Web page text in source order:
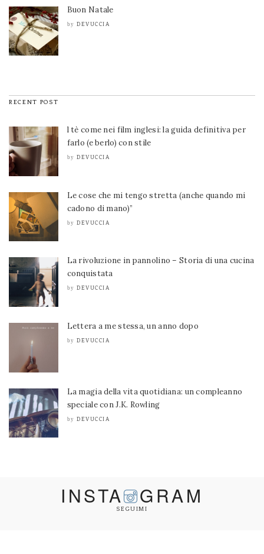
Buon Natale
by DEVUCCIA
RECENT POST
l tè come nei film inglesi: la guida definitiva per
farlo (e berlo) con stile
by DEVUCCIA
Le cose che mi tengo stretta (anche quando mi
cadono di mano)”
by DEVUCCIA
La rivoluzione in pannolino – Storia di una cucina
conquistata
by DEVUCCIA
Lettera a me stessa, un anno dopo
by DEVUCCIA
La magia della vita quotidiana: un compleanno
speciale con J.K. Rowling
by DEVUCCIA
INSTA GRAM
SEGUIMI